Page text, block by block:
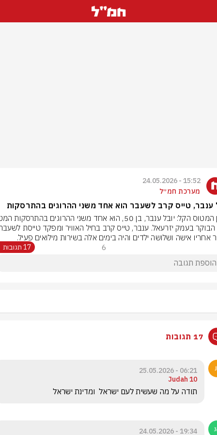
15:52 - 24.05.2026
מערכת חמ״ל
ענבר, טייס קרב לשעבר הוא אחד משני ההרוגים בהתרסקות
אחריו אישה ושלושה ילדים והיה בימים אלה בשירות מילואים פעיל.
6 17 תגובות
17 תגובות
06:21 - 25.05.2026
Judah 10
‏תודה על מה שעשית לעם ישראל  ומדינת ישראל
19:34 - 24.05.2026